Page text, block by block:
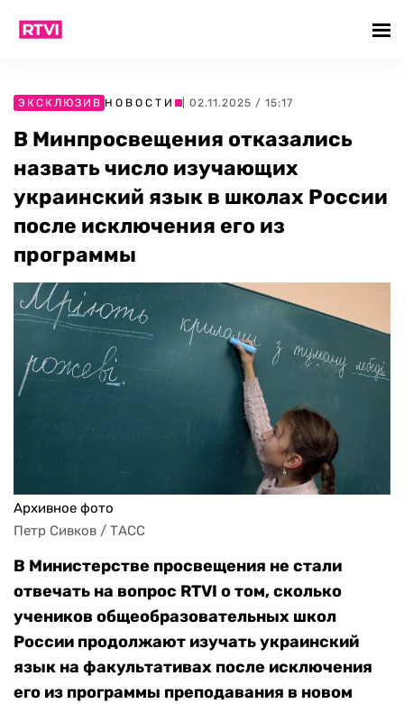
ЭКСКЛЮЗИВ НОВОСТИ | 02.11.2025 / 15:17
В Минпросвещения отказались
назвать число изучающих
украинский язык в школах России
после исключения его из
программы
Архивное фото
Петр Сивков / ТАСС
В Министерстве просвещения не стали
отвечать на вопрос RTVI о том, сколько
учеников общеобразовательных школ
России продолжают изучать украинский
язык на факультативах после исключения
его из программы преподавания в новом